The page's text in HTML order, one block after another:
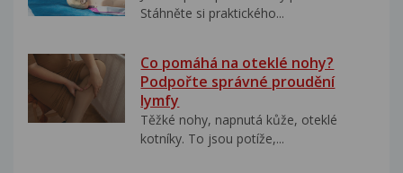
Stáhněte si praktického...
Co pomáhá na oteklé nohy?
Podpořte správné proudění
lymfy
Těžké nohy, napnutá kůže, oteklé
kotníky. To jsou potíže,...